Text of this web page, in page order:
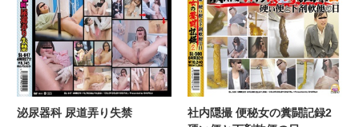
泌尿器科 尿道弄り失禁
社内隠撮 便秘女の糞闘記録2